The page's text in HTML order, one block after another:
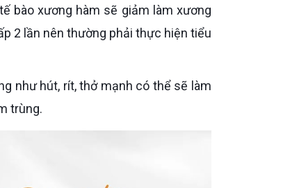
2 lần nên thường phải thực hiện tiểu
trùng.